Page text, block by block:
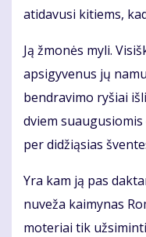
ati­da­vu­si ki­tiems,
Ją žmo­nės my­li.
ap­si­gy­ve­nus jų
ben­dra­vi­mo ry­šiai
dviem
per di­dži­ą­sias
Yra kam ją pas
nu­ve­ža kai­my­nas
mo­te­riai tik